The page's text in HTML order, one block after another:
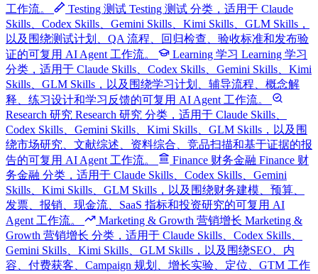
工作流。
Testing 测试 Testing 测试 分类，适用于 Claude
Skills、Codex Skills、Gemini Skills、Kimi Skills、GLM Skills，
以及围绕测试计划、QA 流程、回归检查、验收标准和发布验
证的可复用 AI Agent 工作流。
Learning 学习 Learning 学习
分类，适用于 Claude Skills、Codex Skills、Gemini Skills、Kimi
Skills、GLM Skills，以及围绕学习计划、辅导流程、概念解
释、练习设计和学习反馈的可复用 AI Agent 工作流。
Research 研究 Research 研究 分类，适用于 Claude Skills、
Codex Skills、Gemini Skills、Kimi Skills、GLM Skills，以及围
绕市场研究、文献综述、资料综合、竞品扫描和基于证据的报
告的可复用 AI Agent 工作流。
Finance 财务金融 Finance 财
务金融 分类，适用于 Claude Skills、Codex Skills、Gemini
Skills、Kimi Skills、GLM Skills，以及围绕财务建模、预算、
发票、报销、现金流、SaaS 指标和投资研究的可复用 AI
Agent 工作流。
Marketing & Growth 营销增长 Marketing &
Growth 营销增长 分类，适用于 Claude Skills、Codex Skills、
Gemini Skills、Kimi Skills、GLM Skills，以及围绕SEO、内
容、付费获客、Campaign 规划、增长实验、定位、GTM 工作